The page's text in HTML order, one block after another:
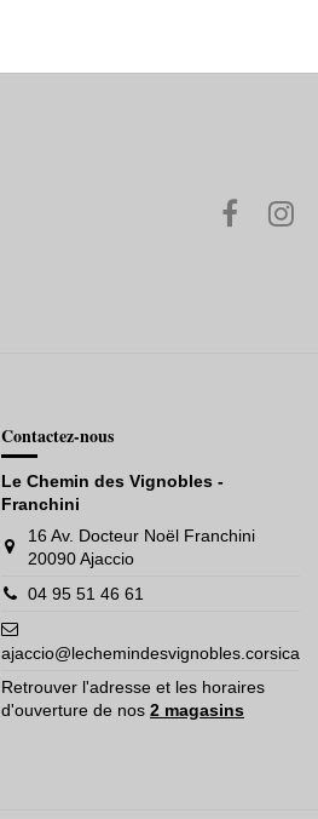
Contactez-nous
Le Chemin des Vignobles -
Franchini
16 Av. Docteur Noël Franchini
20090 Ajaccio
04 95 51 46 61
ajaccio@lechemindesvignobles.corsica
Retrouver l'adresse et les horaires
d'ouverture de nos 2 magasins